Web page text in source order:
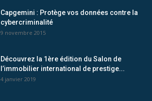
Capgemini : Protège vos données contre la
cybercriminalité
9 novembre 2015
Découvrez la 1ère édition du Salon de
l’immobilier international de prestige...
4 janvier 2019